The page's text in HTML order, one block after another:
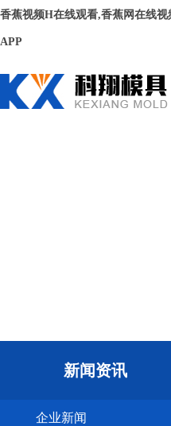
香蕉视频H在线观看,香蕉网在线
APP
新闻资讯
企业新闻